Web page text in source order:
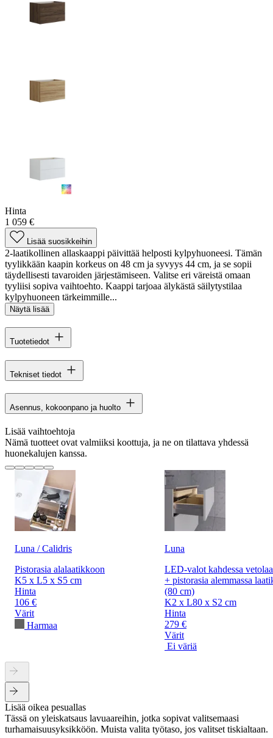
Hinta
1 059 €
Lisää suosikkeihin
2-laatikollinen allaskaappi päivittää helposti kylpyhuoneesi. Tämän
tyylikkään kaapin korkeus on 48 cm ja syvyys 44 cm, ja se sopii
täydellisesti tavaroiden järjestämiseen. Valitse eri väreistä omaan
tyyliisi sopiva vaihtoehto. Kaappi tarjoaa älykästä säilytystilaa
kylpyhuoneen tärkeimmille...
Näytä lisää
Tuotetiedot
Tekniset tiedot
Asennus, kokoonpano ja huolto
Lisää vaihtoehtoja
Nämä tuotteet ovat valmiiksi koottuja, ja ne on tilattava yhdessä
huonekalujen kanssa.
Luna / Calidris
Pistorasia alalaatikkoon
K5 x L5 x S5 cm
Hinta
106 €
Värit
Harmaa
Luna
LED-valot kahdessa
+ pistorasia alemmassa
(80 cm)
K2 x L80 x S2 cm
Hinta
279 €
Värit
Ei väriä
Lisää oikea pesuallas
Tässä on yleiskatsaus lavuaareihin, jotka sopivat valitsemaasi
turhamaisuusyksikköön. Muista valita työtaso, jos valitset tiskialtaan.